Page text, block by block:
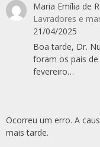
Maria Emília de
Lavradores e
21/04/2025
Boa tarde, Dr.
foram os pais de
fevereiro…
Ocorreu um erro. A
mais tarde.